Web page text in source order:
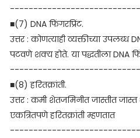
■(7) DNA फिंगरप्रिंट.
उत्तर : कोणत्याही व्यक्तीच्या
पटवणे शक्य होते. या पद्धतीला DNA
■(8) हरितक्रांती.
उत्तर : कमी शेतजमिनीत जास्तीत जास्त
एकत्रितपणे हरितक्रांती म्हणतात